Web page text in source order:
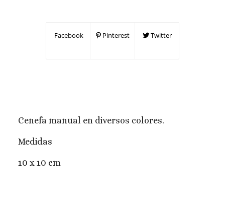
Facebook Pinterest Twitter
Cenefa manual en diversos colores.
Medidas
10 x 10 cm